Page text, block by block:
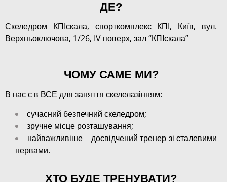
ДЕ?
Скеледром КПІскала, спорткомплекс КПІ, Київ, вул.
Верхньоключова, 1/26, IV поверх, зал “КПІскала”
ЧОМУ САМЕ МИ?
В нас є в ВСЕ для заняття скелелазінням:
сучасний безпечний скеледром;
зручне місце розташування;
найважливіше – досвідчений тренер зі сталевими
нервами.
ХТО БУДЕ ТРЕНУВАТИ?